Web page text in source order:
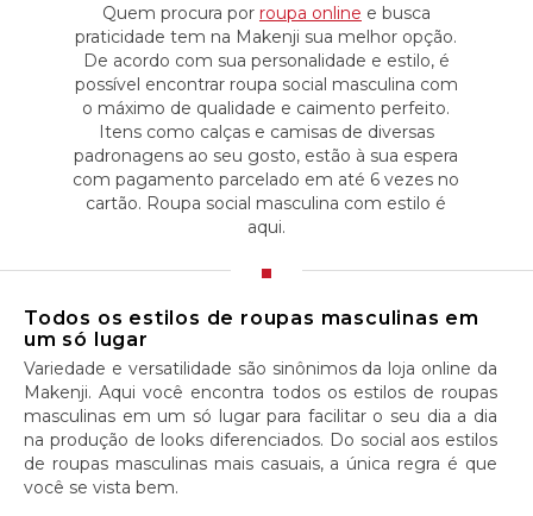
Quem procura por roupa online e busca
praticidade tem na Makenji sua melhor opção.
De acordo com sua personalidade e estilo, é
possível encontrar roupa social masculina com
o máximo de qualidade e caimento perfeito.
Itens como calças e camisas de diversas
padronagens ao seu gosto, estão à sua espera
com pagamento parcelado em até 6 vezes no
cartão. Roupa social masculina com estilo é
aqui.
Todos os estilos de roupas masculinas em
um só lugar
Variedade e versatilidade são sinônimos da loja online da
Makenji. Aqui você encontra todos os estilos de roupas
masculinas em um só lugar para facilitar o seu dia a dia
na produção de looks diferenciados. Do social aos estilos
de roupas masculinas mais casuais, a única regra é que
você se vista bem.